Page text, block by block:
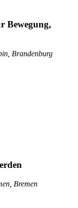
Bewegung,
Brandenburg
Bremen